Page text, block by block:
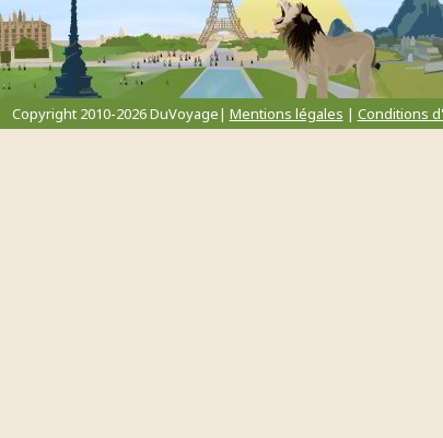
Copyright 2010-2026 DuVoyage| Mentions légales | Conditions